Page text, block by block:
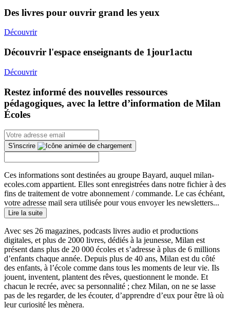
Des livres pour ouvrir grand les yeux
Découvrir
Découvrir l'espace enseignants de 1jour1actu
Découvrir
Restez informé des nouvelles ressources
pédagogiques, avec la lettre d’information de Milan
Écoles
S'inscrire
Ces informations sont destinées au groupe Bayard, auquel milan-
ecoles.com appartient. Elles sont enregistrées dans notre fichier à des
fins de traitement de votre abonnement / commande. Le cas échéant,
votre adresse mail sera utilisée pour vous envoyer les newsletters...
Lire la suite
Avec ses 26 magazines, podcasts livres audio et productions
digitales, et plus de 2000 livres, dédiés à la jeunesse, Milan est
présent dans plus de 20 000 écoles et s’adresse à plus de 6 millions
d’enfants chaque année. Depuis plus de 40 ans, Milan est du côté
des enfants, à l’école comme dans tous les moments de leur vie. Ils
jouent, inventent, plantent des rêves, questionnent le monde. Et
chacun le recrée, avec sa personnalité ; chez Milan, on ne se lasse
pas de les regarder, de les écouter, d’apprendre d’eux pour être là où
leur curiosité les mènera.